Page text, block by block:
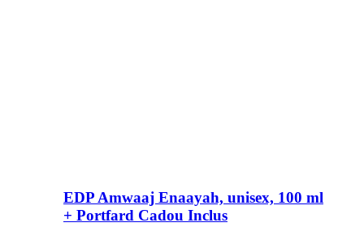
EDP Amwaaj Enaayah, unisex, 100 ml
+ Portfard Cadou Inclus